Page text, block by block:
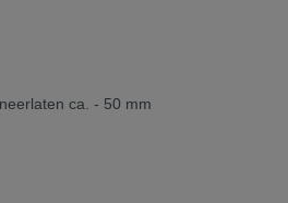
ca. - 50 mm